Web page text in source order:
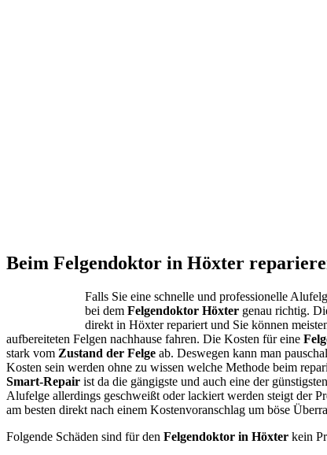
Beim Felgendoktor in Höxter
Falls Sie eine schnelle und professionelle
bei dem Felgendoktor Höxter genau richtig.
direkt in Höxter repariert und Sie können
aufbereiteten Felgen nachhause fahren. Die Kosten für eine
stark vom Zustand der Felge ab. Deswegen kann man
Kosten sein werden ohne zu wissen welche Methode beim
Smart-Repair ist da die gängigste und auch eine der
Alufelge allerdings geschweißt oder lackiert werden steigt der
am besten direkt nach einem Kostenvoranschlag um böse
Folgende Schäden sind für den Felgendoktor in Höxter kein